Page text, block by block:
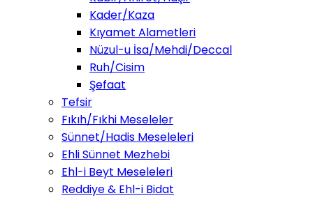
Kader/Kaza
Kıyamet Alametleri
Nüzul-u İsa/Mehdi/Deccal
Ruh/Cisim
Şefaat
Tefsir
Fıkıh/Fıkhi Meseleler
Sünnet/Hadis Meseleleri
Ehli Sünnet Mezhebi
Ehl-i Beyt Meseleleri
Reddiye & Ehl-i Bidat